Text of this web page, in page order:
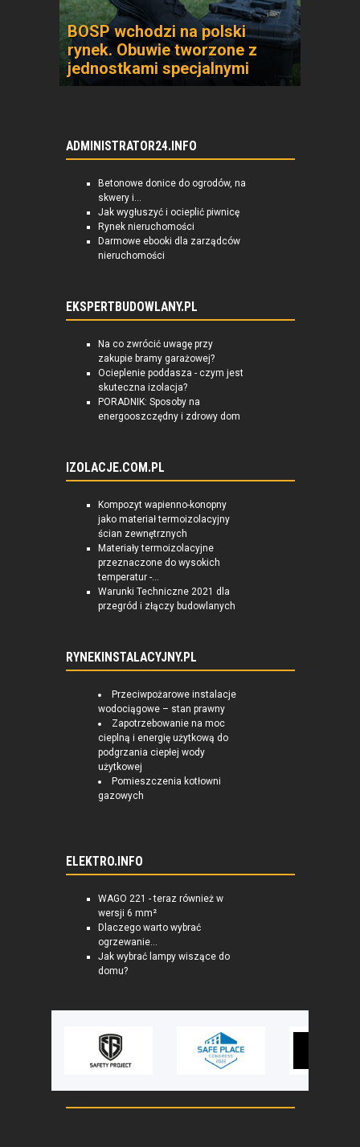
BOSP wchodzi na polski
rynek. Obuwie tworzone z
jednostkami specjalnymi
ADMINISTRATOR24.INFO
Betonowe donice do ogrodów, na
skwery i...
Jak wygłuszyć i ocieplić piwnicę
Rynek nieruchomości
Darmowe ebooki dla zarządców
nieruchomości
EKSPERTBUDOWLANY.PL
Na co zwrócić uwagę przy
zakupie bramy garażowej?
Ocieplenie poddasza - czym jest
skuteczna izolacja?
PORADNIK: Sposoby na
energooszczędny i zdrowy dom
IZOLACJE.COM.PL
Kompozyt wapienno-konopny
jako materiał termoizolacyjny
ścian zewnętrznych
Materiały termoizolacyjne
przeznaczone do wysokich
temperatur -...
Warunki Techniczne 2021 dla
przegród i złączy budowlanych
RYNEKINSTALACYJNY.PL
Przeciwpożarowe instalacje
wodociągowe – stan prawny
Zapotrzebowanie na moc
cieplną i energię użytkową do
podgrzania ciepłej wody
użytkowej
Pomieszczenia kotłowni
gazowych
ELEKTRO.INFO
WAGO 221 - teraz również w
wersji 6 mm²
Dlaczego warto wybrać
ogrzewanie...
Jak wybrać lampy wiszące do
domu?